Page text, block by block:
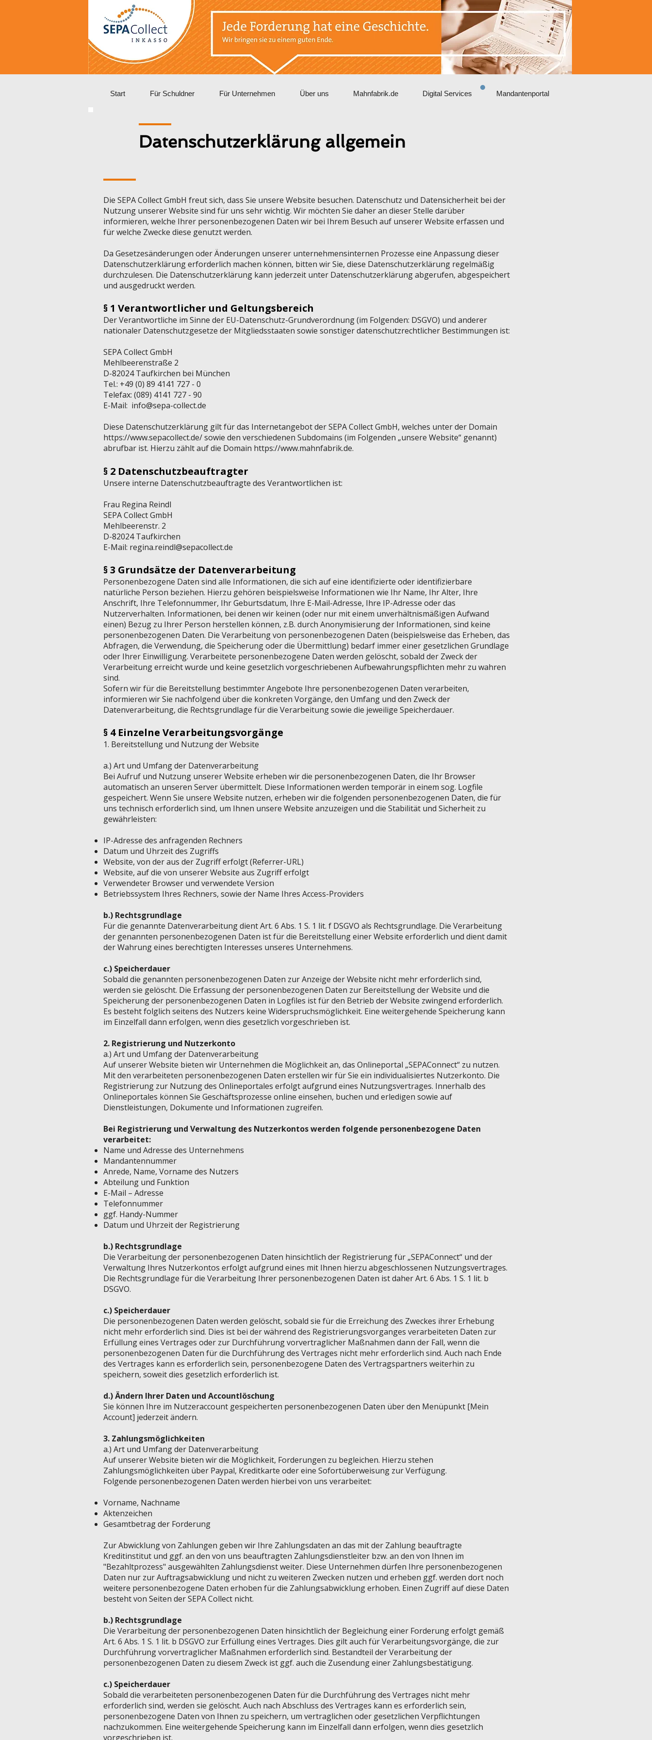
Start Für Schuldner Für Unternehmen Über uns Mahnfabrik.de Digital Services Mandantenportal
Datenschutzerklärung allgemein
Die SEPA Collect GmbH freut sich, dass Sie unsere Website besuchen. Datenschutz und Datensicherheit bei der
Nutzung unserer Website sind für uns sehr wichtig. Wir möchten Sie daher an dieser Stelle darüber
informieren, welche Ihrer personenbezogenen Daten wir bei Ihrem Besuch auf unserer Website erfassen und
für welche Zwecke diese genutzt werden.
Da Gesetzesänderungen oder Änderungen unserer unternehmensinternen Prozesse eine Anpassung dieser
Datenschutzerklärung erforderlich machen können, bitten wir Sie, diese Datenschutzerklärung regelmäßig
durchzulesen. Die Datenschutzerklärung kann jederzeit unter Datenschutzerklärung abgerufen, abgespeichert
und ausgedruckt werden.
§ 1 Verantwortlicher und Geltungsbereich
​Der Verantwortliche im Sinne der EU-Datenschutz-Grundverordnung (im Folgenden: DSGVO) und anderer
nationaler Datenschutzgesetze der Mitgliedsstaaten sowie sonstiger datenschutzrechtlicher Bestimmungen ist:
SEPA Collect GmbH
Mehlbeerenstraße 2
D-82024 Taufkirchen bei München
Tel.: +49 (0) 89 4141 727 - 0
Telefax: (089) 4141 727 - 90
E-Mail: info@sepa-collect.de
Diese Datenschutzerklärung gilt für das Internetangebot der SEPA Collect GmbH, welches unter der Domain
https://www.sepacollect.de/sowie den verschiedenen Subdomains (im Folgenden „unsere Website“ genannt)
abrufbar ist. Hierzu zählt auf die Domain https://www.mahnfabrik.de.
§ 2 Datenschutzbeauftragter
​Unsere interne Datenschutzbeauftragte des Verantwortlichen ist:
Frau Regina Reindl
SEPA Collect GmbH
Mehlbeerenstr. 2
D-82024 Taufkirchen
E-Mail: regina.reindl@sepacollect.de
§ 3 Grundsätze der Datenverarbeitung
Personenbezogene Daten sind alle Informationen, die sich auf eine identifizierte oder identifizierbare
natürliche Person beziehen. Hierzu gehören beispielsweise Informationen wie Ihr Name, Ihr Alter, Ihre
Anschrift, Ihre Telefonnummer, Ihr Geburtsdatum, Ihre E-Mail-Adresse, Ihre IP-Adresse oder das
Nutzerverhalten. Informationen, bei denen wir keinen (oder nur mit einem unverhältnismäßigen Aufwand
einen) Bezug zu Ihrer Person herstellen können, z.B. durch Anonymisierung der Informationen, sind keine
personenbezogenen Daten. Die Verarbeitung von personenbezogenen Daten (beispielsweise das Erheben, das
Abfragen, die Verwendung, die Speicherung oder die Übermittlung) bedarf immer einer gesetzlichen Grundlage
oder Ihrer Einwilligung. Verarbeitete personenbezogene Daten werden gelöscht, sobald der Zweck der
Verarbeitung erreicht wurde und keine gesetzlich vorgeschriebenen Aufbewahrungspflichten mehr zu wahren
sind.
Sofern wir für die Bereitstellung bestimmter Angebote Ihre personenbezogenen Daten verarbeiten,
informieren wir Sie nachfolgend über die konkreten Vorgänge, den Umfang und den Zweck der
Datenverarbeitung, die Rechtsgrundlage für die Verarbeitung sowie die jeweilige Speicherdauer.
§ 4 Einzelne Verarbeitungsvorgänge
1. Bereitstellung und Nutzung der Website​
a.) Art und Umfang der Datenverarbeitung
Bei Aufruf und Nutzung unserer Website erheben wir die personenbezogenen Daten, die Ihr Browser
automatisch an unseren Server übermittelt. Diese Informationen werden temporär in einem sog. Logfile
gespeichert. Wenn Sie unsere Website nutzen, erheben wir die folgenden personenbezogenen Daten, die für
uns technisch erforderlich sind, um Ihnen unsere Website anzuzeigen und die Stabilität und Sicherheit zu
gewährleisten:
IP-Adresse des anfragenden Rechners
Datum und Uhrzeit des Zugriffs
Website, von der aus der Zugriff erfolgt (Referrer-URL)
Website, auf die von unserer Website aus Zugriff erfolgt
Verwendeter Browser und verwendete Version
Betriebssystem Ihres Rechners, sowie der Name Ihres Access-Providers
b.) Rechtsgrundlage
Für die genannte Datenverarbeitung dient Art. 6 Abs. 1 S. 1 lit. f DSGVO als Rechtsgrundlage. Die Verarbeitung
der genannten personenbezogenen Daten ist für die Bereitstellung einer Website erforderlich und dient damit
der Wahrung eines berechtigten Interesses unseres Unternehmens.
c.) Speicherdauer
Sobald die genannten personenbezogenen Daten zur Anzeige der Website nicht mehr erforderlich sind,
werden sie gelöscht. Die Erfassung der personenbezogenen Daten zur Bereitstellung der Website und die
Speicherung der personenbezogenen Daten in Logfiles ist für den Betrieb der Website zwingend erforderlich.
Es besteht folglich seitens des Nutzers keine Widerspruchsmöglichkeit. Eine weitergehende Speicherung kann
im Einzelfall dann erfolgen, wenn dies gesetzlich vorgeschrieben ist.
2. Registrierung und Nutzerkonto
a.) Art und Umfang der Datenverarbeitung
Auf unserer Website bieten wir Unternehmen die Möglichkeit an, das Onlineportal „SEPAConnect“ zu nutzen.
Mit den verarbeiteten personenbezogenen Daten erstellen wir für Sie ein individualisiertes Nutzerkonto. Die
Registrierung zur Nutzung des Onlineportales erfolgt aufgrund eines Nutzungsvertrages. Innerhalb des
Onlineportales können Sie Geschäftsprozesse online einsehen, buchen und erledigen sowie auf
Dienstleistungen, Dokumente und Informationen zugreifen.
Bei Registrierung und Verwaltung des Nutzerkontos werden folgende personenbezogene Daten
verarbeitet:​
Name und Adresse des Unternehmens
Mandantennummer
Anrede, Name, Vorname des Nutzers
Abteilung und Funktion
E-Mail – Adresse
Telefonnummer
ggf. Handy-Nummer
Datum und Uhrzeit der Registrierung
b.) Rechtsgrundlage
Die Verarbeitung der personenbezogenen Daten hinsichtlich der Registrierung für „SEPAConnect“ und der
Verwaltung Ihres Nutzerkontos erfolgt aufgrund eines mit Ihnen hierzu abgeschlossenen Nutzungsvertrages.
Die Rechtsgrundlage für die Verarbeitung Ihrer personenbezogenen Daten ist daher Art. 6 Abs. 1 S. 1 lit. b
DSGVO.
c.) Speicherdauer
Die personenbezogenen Daten werden gelöscht, sobald sie für die Erreichung des Zweckes ihrer Erhebung
nicht mehr erforderlich sind. Dies ist bei der während des Registrierungsvorganges verarbeiteten Daten zur
Erfüllung eines Vertrages oder zur Durchführung vorvertraglicher Maßnahmen dann der Fall, wenn die
personenbezogenen Daten für die Durchführung des Vertrages nicht mehr erforderlich sind. Auch nach Ende
des Vertrages kann es erforderlich sein, personenbezogene Daten des Vertragspartners weiterhin zu
speichern, soweit dies gesetzlich erforderlich ist.
d.) Ändern Ihrer Daten und Accountlöschung
Sie können Ihre im Nutzeraccount gespeicherten personenbezogenen Daten über den Menüpunkt [Mein
Account] jederzeit ändern.
3. Zahlungsmöglichkeiten
a.) Art und Umfang der Datenverarbeitung
Auf unserer Website bieten wir die Möglichkeit, Forderungen zu begleichen. Hierzu stehen
Zahlungsmöglichkeiten über Paypal, Kreditkarte oder eine Sofortüberweisung zur Verfügung.
Folgende personenbezogenen Daten werden hierbei von uns verarbeitet:
Vorname, Nachname
Aktenzeichen
Gesamtbetrag der Forderung
Zur Abwicklung von Zahlungen geben wir Ihre Zahlungsdaten an das mit der Zahlung beauftragte
Kreditinstitut und ggf. an den von uns beauftragten Zahlungsdienstleiter bzw. an den von Ihnen im
"Bezahltprozess" ausgewählten Zahlungsdienst weiter. Diese Unternehmen dürfen Ihre personenbezogenen
Daten nur zur Auftragsabwicklung und nicht zu weiteren Zwecken nutzen und erheben ggf. werden dort noch
weitere personenbezogene Daten erhoben für die Zahlungsabwicklung erhoben. Einen Zugriff auf diese Daten
besteht von Seiten der SEPA Collect nicht.
b.) Rechtsgrundlage
Die Verarbeitung der personenbezogenen Daten hinsichtlich der Begleichung einer Forderung erfolgt gemäß
Art. 6 Abs. 1 S. 1 lit. b DSGVO zur Erfüllung eines Vertrages. Dies gilt auch für Verarbeitungsvorgänge, die zur
Durchführung vorvertraglicher Maßnahmen erforderlich sind. Bestandteil der Verarbeitung der
personenbezogenen Daten zu diesem Zweck ist ggf. auch die Zusendung einer Zahlungsbestätigung.
c.) Speicherdauer
Sobald die verarbeiteten personenbezogenen Daten für die Durchführung des Vertrages nicht mehr
erforderlich sind, werden sie gelöscht. Auch nach Abschluss des Vertrages kann es erforderlich sein,
personenbezogene Daten von Ihnen zu speichern, um vertraglichen oder gesetzlichen Verpflichtungen
nachzukommen. Eine weitergehende Speicherung kann im Einzelfall dann erfolgen, wenn dies gesetzlich
vorgeschrieben ist.